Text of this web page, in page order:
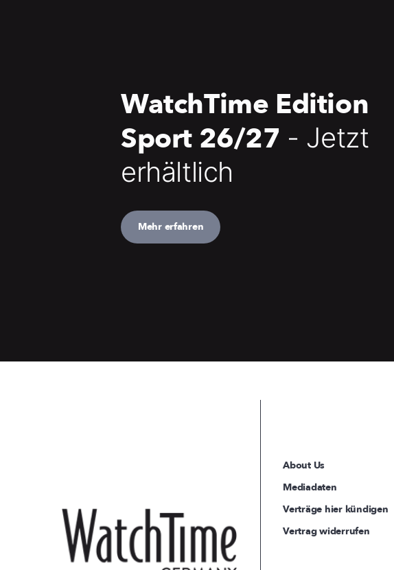
WatchTime Edition
Sport 26/27 - Jetzt
erhältlich
Mehr erfahren
About Us
Mediadaten
Verträge hier kündigen
Vertrag widerrufen